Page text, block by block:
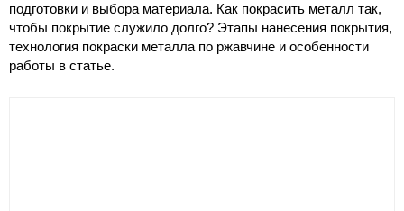
подготовки и выбора материала. Как покрасить металл так,
чтобы покрытие служило долго? Этапы нанесения покрытия,
технология покраски металла по ржавчине и особенности
работы в статье.